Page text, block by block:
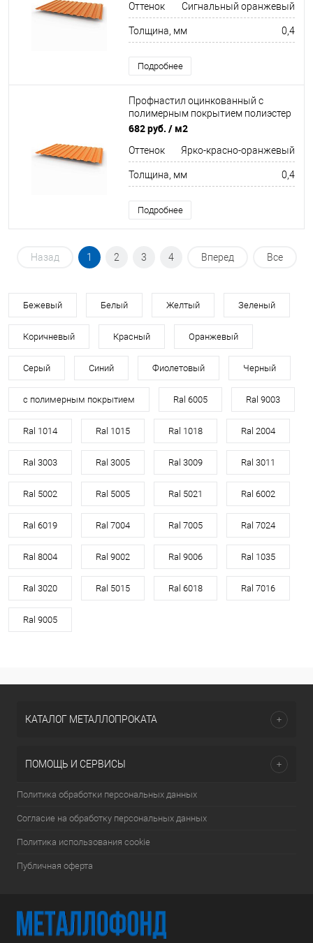
Оттенок Сигнальный оранжевый
Толщина, мм 0,4
Подробнее
Профнастил оцинкованный с
полимерным покрытием полиэстер
С8 buildstor 0,4х1180мм RAL 2008
682 руб. / м2
Оттенок Ярко-красно-оранжевый
Толщина, мм 0,4
Подробнее
Назад 1 2 3 4 Вперед Все
Бежевый Белый Желтый Зеленый
Коричневый Красный Оранжевый
Серый Синий Фиолетовый Черный
с полимерным покрытием Ral 6005 Ral 9003
Ral 1014 Ral 1015 Ral 1018 Ral 2004
Ral 3003 Ral 3005 Ral 3009 Ral 3011
Ral 5002 Ral 5005 Ral 5021 Ral 6002
Ral 6019 Ral 7004 Ral 7005 Ral 7024
Ral 8004 Ral 9002 Ral 9006 Ral 1035
Ral 3020 Ral 5015 Ral 6018 Ral 7016
Ral 9005
КАТАЛОГ МЕТАЛЛОПРОКАТА
ПОМОЩЬ И СЕРВИСЫ
Политика обработки персональных данных
Согласие на обработку персональных данных
Политика использования cookie
Публичная оферта